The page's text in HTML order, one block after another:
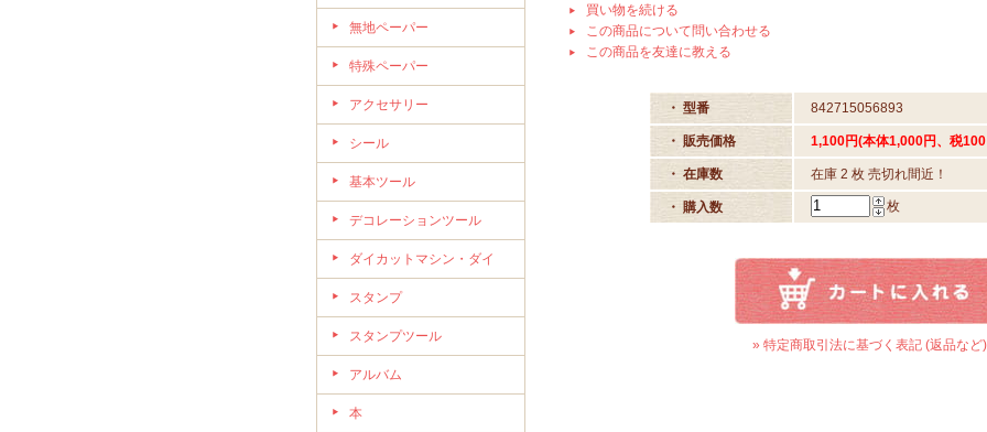
無地ペーパー
特殊ペーパー
アクセサリー
シール
基本ツール
デコレーションツール
ダイカットマシン・ダイ
スタンプ
スタンプツール
アルバム
本
買い物を続ける
この商品について問い合わせる
この商品を友達に教える
・ 型番 842715056893
・ 販売価格 1,100円(本体1,000円、税
・ 在庫数 在庫 2 枚 売切れ間近！
・ 購入数 枚
» 特定商取引法に基づく表記 (返品など)